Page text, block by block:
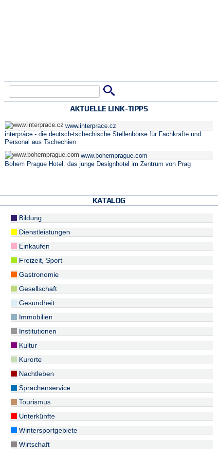
AKTUELLE LINK-TIPPS
www.interprace.cz
interpráce - die deutsch-tschechische Stellenbörse für Fachkräfte und
Personal aus Tschechien
www.bohemprague.com
Bohem Prague Hotel: das junge Designhotel im Zentrum von Prag
KATALOG
Bildung
Dienstleistungen
Einkaufen
Freizeit, Sport
Gastronomie
Gesellschaft
Gesundheit
Immobilien
Institutionen
Kultur
Kurorte
Nachtleben
Sprachenservice
Tourismus
Unterkünfte
Wintersportgebiete
Wirtschaft